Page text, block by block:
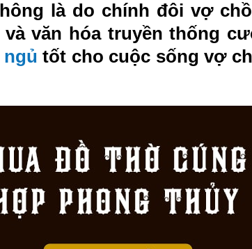
là do chính đôi vợ
văn hóa truyền thống
tốt cho cuộc sống vợ